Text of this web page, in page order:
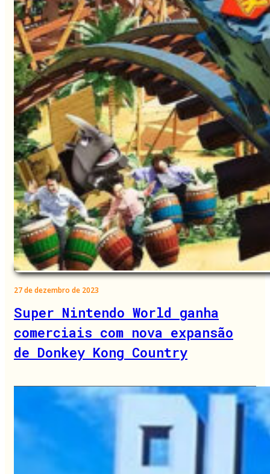
27 de dezembro de 2023
Super Nintendo World ganha
comerciais com nova expansão
de Donkey Kong Country